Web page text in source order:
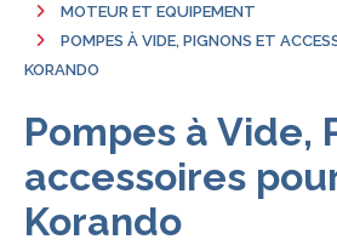
MOTEUR ET EQUIPEMENT
POMPES À VIDE, PIGNONS ET
KORANDO
Pompes à Vide,
accessoires
Korando